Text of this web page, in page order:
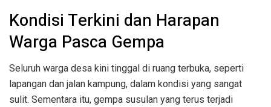
Kondisi Terkini dan Harapan
Warga Pasca Gempa
Seluruh warga desa kini tinggal di ruang terbuka, seperti
lapangan dan jalan kampung, dalam kondisi yang sangat
sulit. Sementara itu, gempa susulan yang terus terjadi